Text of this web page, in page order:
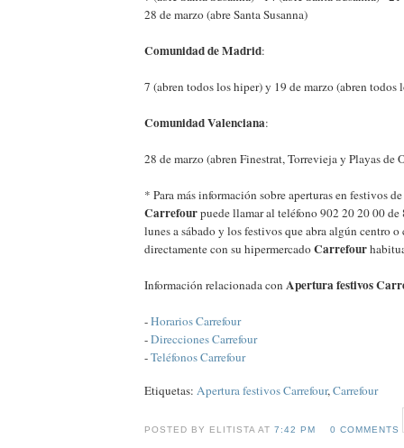
28 de marzo (abre Santa Susanna)
Comunidad de Madrid:
7 (abren todos los hiper) y 19 de marzo (abren todos
Comunidad Valenciana:
28 de marzo (abren Finestrat, Torrevieja y Playas de
* Para más información sobre aperturas en festivos
Carrefourpuede llamar al teléfono 902 20 20 00 de
lunes a sábado y los festivos que abra algún centro
directamente con su hipermercadoCarrefour
Información relacionada con Apertura festivos
-Horarios Carrefour
-Direcciones Carrefour
-Teléfonos Carrefour
Etiquetas: Apertura festivos Carrefour,Carrefour
POSTED BY ELITISTA AT7:42 PM 0 COMMENTS